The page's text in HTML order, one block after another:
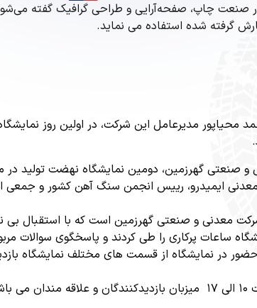
صنعت چاپ، صفحه‌آرایی و طراحی گرافیک گفته
گرفته شده استفاده می نماید.
مدیرعامل این شرکت، در اولین روز
صنعتی گهرزمین، دومین نمایشگاه نهضت تولید در
معدنی ایمیدرو، رییس انجمن سنگ آهن کشور و
معدنی و صنعتی گهرزمین است که با استقبال بی
ساعات پرکاری را طی کردند و پاسخگوی سوالات
در نمایشگاه از قسمت های مختلف نمایشگاه